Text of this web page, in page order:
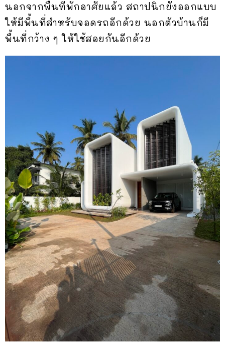
นอกจากพื้นที่พักอาศัยแล้ว สถาปนิกยังออกแบบ
ให้มีพื้นที่สำหรับจอดรถอีกด้วย นอกตัวบ้านก็มี
พื้นที่กว้าง ๆ ให้ใช้สอยกันอีกด้วย